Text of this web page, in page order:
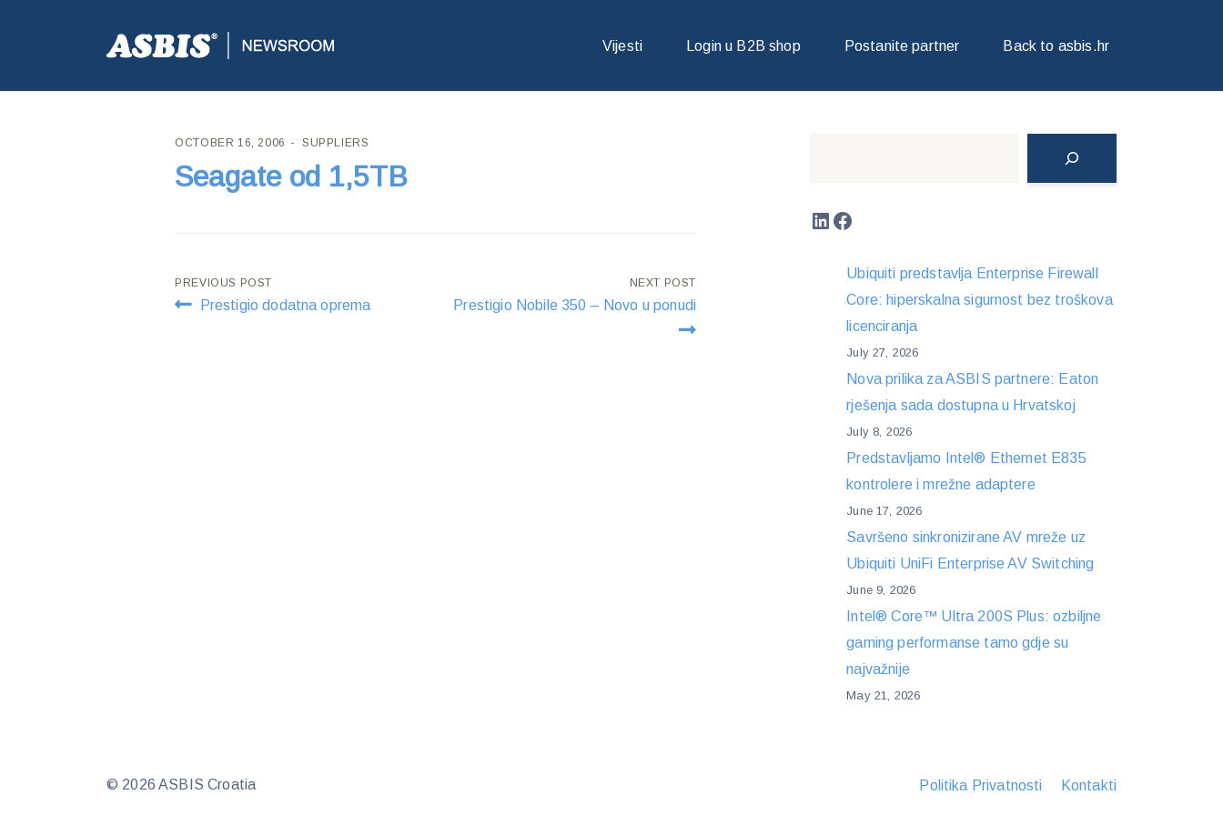
Vijesti Login u B2B shop Postanite partner Back to asbis.hr
ASBIS CROATIA>SUPPLIERS> SEAGATE OD 1,5TB
OCTOBER 16, 2006 SUPPLIERS
Seagate od 1,5TB
Post
PREVIOUS POST
Prestigio dodatna oprema
NEXT POST
Prestigio Nobile 350 – Novo u ponudi
LinkedIn
Facebook
Ubiquiti predstavlja Enterprise Firewall
Core: hiperskalna sigurnost bez troškova
licenciranja
July 27, 2026
Nova prilika za ASBIS partnere: Eaton
rješenja sada dostupna u Hrvatskoj
July 8, 2026
Predstavljamo Intel® Ethernet E835
kontrolere i mrežne adaptere
June 17, 2026
Savršeno sinkronizirane AV mreže uz
Ubiquiti UniFi Enterprise AV Switching
June 9, 2026
Intel® Core™ Ultra 200S Plus: ozbiljne
gaming performanse tamo gdje su
najvažnije
May 21, 2026
© 2026 ASBIS Croatia Politika Privatnosti Kontakti